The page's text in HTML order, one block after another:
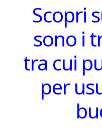
Scopri
sono i
tra cui
per